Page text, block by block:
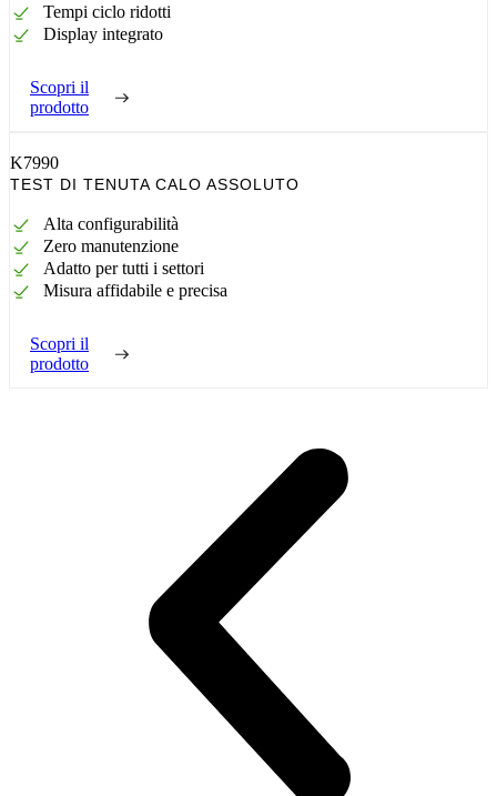
Tempi ciclo ridotti
Display integrato
Scopri il
prodotto
K7990
TEST DI TENUTA CALO ASSOLUTO
Alta configurabilità
Zero manutenzione
Adatto per tutti i settori
Misura affidabile e precisa
Scopri il
prodotto